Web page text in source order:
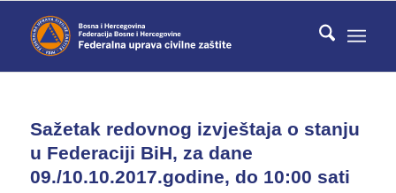
Sažetak redovnog izvještaja o stanju
u Federaciji BiH, za dane
09./10.10.2017.godine, do 10:00 sati